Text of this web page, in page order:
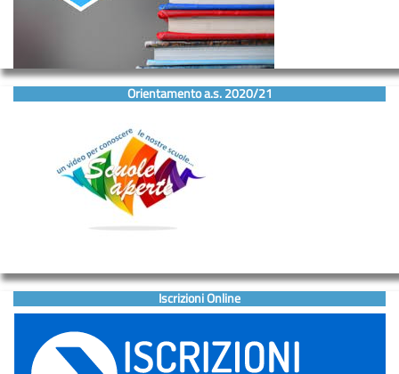
Orientamento a.s. 2020/21
Iscrizioni Online